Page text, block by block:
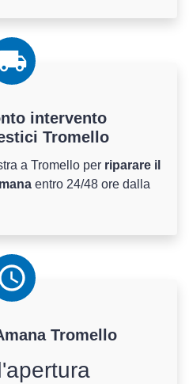
intervento
Tromello
a Tromello per riparare il
entro 24/48 ore dalla
Tromello